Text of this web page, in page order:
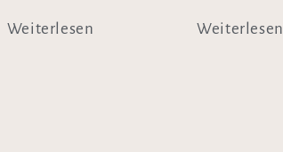
Weiterlesen Weiterlesen